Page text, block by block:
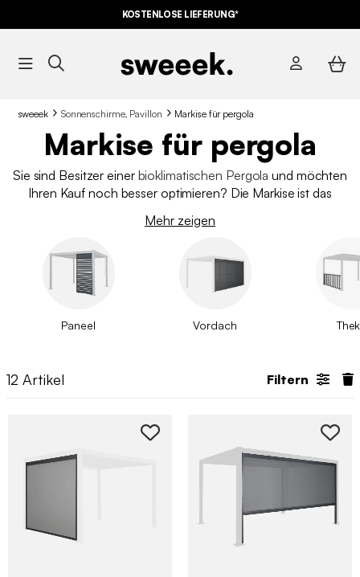
KOSTENLOSE LIEFERUNG*
sweeek Sonnenschirme, Pavillon Markise für pergola
Markise für pergola
Sie sind Besitzer einer bioklimatischen Pergola und möchten
Ihren Kauf noch besser optimieren? Die Markise ist das
bieten in unserem Katalog verschiedene Größen von Markisen
anpassen.
Mehr zeigen
Paneel Vordach
12 Artikel Filtern